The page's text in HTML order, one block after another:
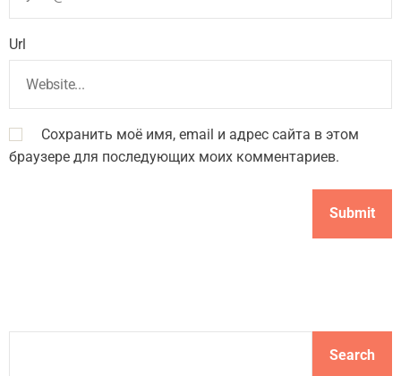
Url
Сохранить моё имя, email и адрес сайта в этом
браузере для последующих моих комментариев.
Search